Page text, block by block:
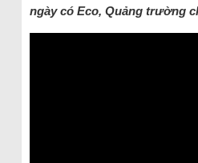
ngày có Eco, Quảng trường